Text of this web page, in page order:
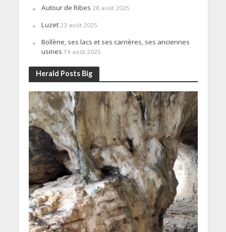
Autour de Ribes 28 août 2025
Luzet 23 août 2025
Bollène, ses lacs et ses carrières, ses anciennes
usines 19 août 2025
Herald Posts Big